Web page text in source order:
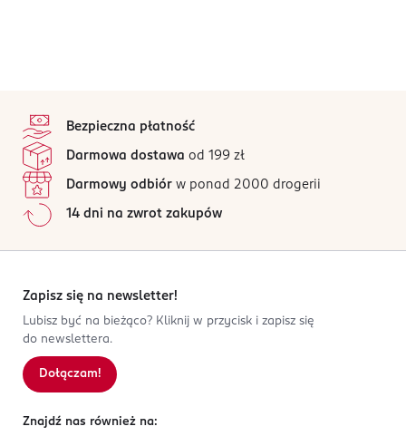
Bezpieczna płatność
Darmowa dostawa od 199 zł
Darmowy odbiór w ponad 2000 drogerii
14 dni na zwrot zakupów
Zapisz się na newsletter!
Lubisz być na bieżąco? Kliknij w przycisk i zapisz się
do newslettera.
Dołączam!
Znajdź nas również na: